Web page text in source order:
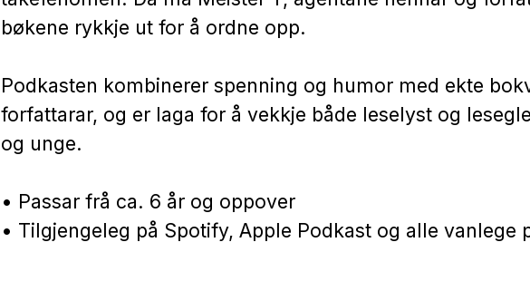
bøkene rykkje ut for å ordne opp.
Podkasten kombinerer spenning og humor med ekte
forfattarar, og er laga for å vekkje både leselyst og
og unge.
• Passar frå ca. 6 år og oppover
• Tilgjengeleg på Spotify, Apple Podkast og alle vanlege